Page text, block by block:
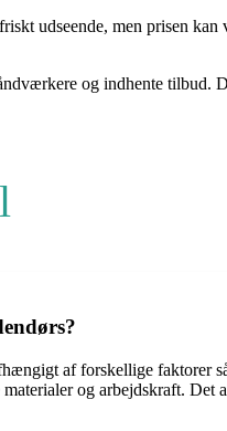
udseende, men prisen
og indhente
af forskellige faktorer
og arbejdskraft.